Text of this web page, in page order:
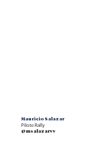
Mauricio Salazar
Piloto Rally
@msalazarvv